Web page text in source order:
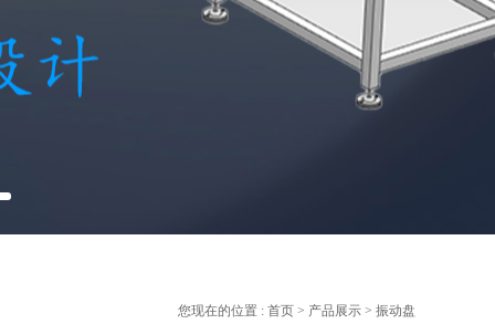
您现在的位置 : 首页 > 产品展示 > 振动盘